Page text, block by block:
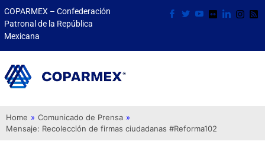
COPARMEX – Confederación
Patronal de la República
Mexicana
Home » Comunicado de Prensa »
Mensaje: Recolección de firmas ciudadanas #Reforma102